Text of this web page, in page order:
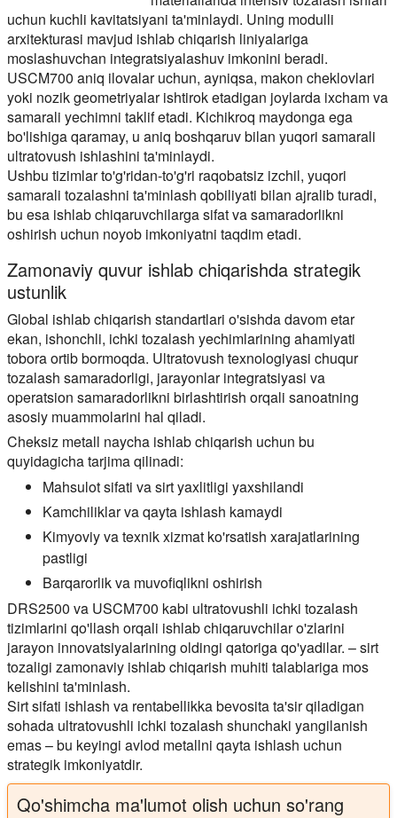
uchun kuchli kavitatsiyani ta'minlaydi. Uning modulli
arxitekturasi mavjud ishlab chiqarish liniyalariga
moslashuvchan integratsiyalashuv imkonini beradi.
USCM700 aniq ilovalar uchun, ayniqsa, makon cheklovlari
yoki nozik geometriyalar ishtirok etadigan joylarda ixcham va
samarali yechimni taklif etadi. Kichikroq maydonga ega
bo'lishiga qaramay, u aniq boshqaruv bilan yuqori samarali
ultratovush ishlashini ta'minlaydi.
Ushbu tizimlar to'g'ridan-to'g'ri raqobatsiz izchil, yuqori
samarali tozalashni ta'minlash qobiliyati bilan ajralib turadi,
bu esa ishlab chiqaruvchilarga sifat va samaradorlikni
oshirish uchun noyob imkoniyatni taqdim etadi.
Zamonaviy quvur ishlab chiqarishda strategik
ustunlik
Global ishlab chiqarish standartlari o'sishda davom etar
ekan, ishonchli, ichki tozalash yechimlarining ahamiyati
tobora ortib bormoqda. Ultratovush texnologiyasi chuqur
tozalash samaradorligi, jarayonlar integratsiyasi va
operatsion samaradorlikni birlashtirish orqali sanoatning
asosiy muammolarini hal qiladi.
Cheksiz metall naycha ishlab chiqarish uchun bu
quyidagicha tarjima qilinadi:
Mahsulot sifati va sirt yaxlitligi yaxshilandi
Kamchiliklar va qayta ishlash kamaydi
Kimyoviy va texnik xizmat ko'rsatish xarajatlarining
pastligi
Barqarorlik va muvofiqlikni oshirish
DRS2500 va USCM700 kabi ultratovushli ichki tozalash
tizimlarini qo'llash orqali ishlab chiqaruvchilar o'zlarini
jarayon innovatsiyalarining oldingi qatoriga qo'yadilar. – sirt
tozaligi zamonaviy ishlab chiqarish muhiti talablariga mos
kelishini ta'minlash.
Sirt sifati ishlash va rentabellikka bevosita ta'sir qiladigan
sohada ultratovushli ichki tozalash shunchaki yangilanish
emas – bu keyingi avlod metallni qayta ishlash uchun
strategik imkoniyatdir.
Qo'shimcha ma'lumot olish uchun so'rang